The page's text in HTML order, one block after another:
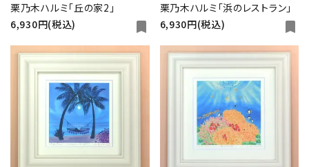
栗乃木ハルミ「丘の家2」
6,930円(税込)
bookmark
栗乃木ハルミ「浜のレストラン」
6,930円(税込)
bookmark